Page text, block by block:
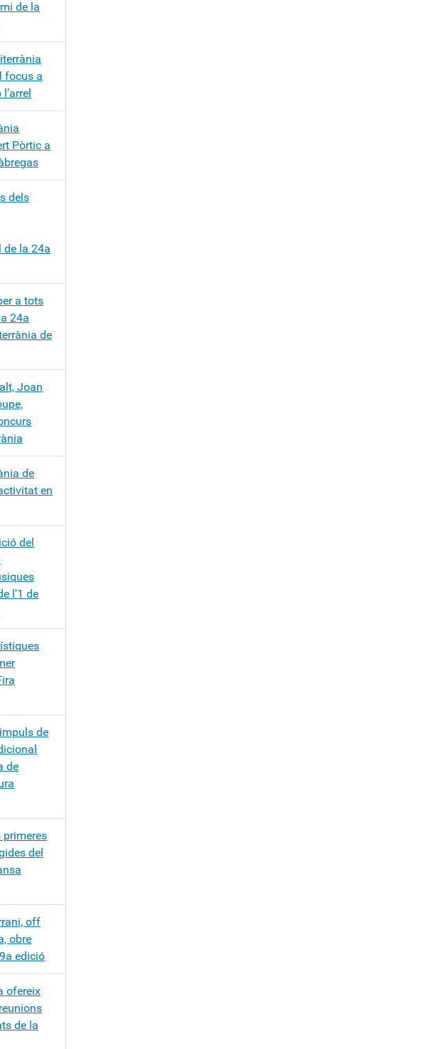
de la
focus a
Pòrtic a
dels
la 24a
a tots
24a
de
Joan
de
en
del
l'1 de
de
de
primeres
del
off
obre
edició
ofereix
de la